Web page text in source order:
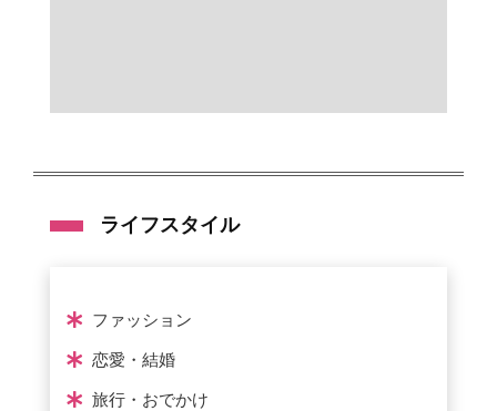
ライフスタイル
ファッション
恋愛・結婚
旅行・おでかけ